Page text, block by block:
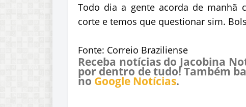
Todo dia a gente acorda de manhã
corte e temos que questionar sim.
Fonte: Correio Braziliense
Receba notícias do Jacobina
por dentro de tudo! Também
no Google Notícias.